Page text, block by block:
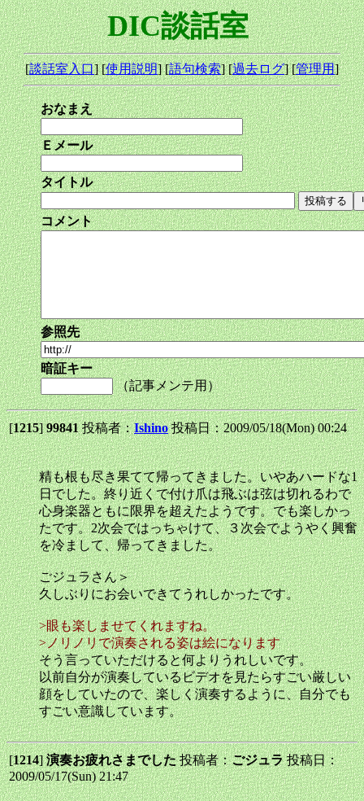
DIC談話室
[談話室入口] [使用説明] [語句検索] [過去ログ] [管理用]
おなまえ
Ｅメール
タイトル
コメント
参照先
暗証キー
（記事メンテ用）
[1215]99841投稿者：Ishino 投稿日：2009/05/18(Mon) 00:24
精も根も尽き果てて帰ってきました。いやあハードな1
日でした。終り近くで付け爪は飛ぶは弦は切れるわで
心身楽器ともに限界を超えたようです。でも楽しかっ
たです。2次会ではっちゃけて、３次会でようやく興奮
を冷まして、帰ってきました。
ごジュラさん＞
久しぶりにお会いできてうれしかったです。
>眼も楽しませてくれますね。
>ノリノリで演奏される姿は絵になります
そう言っていただけると何よりうれしいです。
以前自分が演奏しているビデオを見たらすごい厳しい
顔をしていたので、楽しく演奏するように、自分でも
すごい意識しています。
[1214]演奏お疲れさまでした投稿者：ごジュラ投稿日：
2009/05/17(Sun) 21:47